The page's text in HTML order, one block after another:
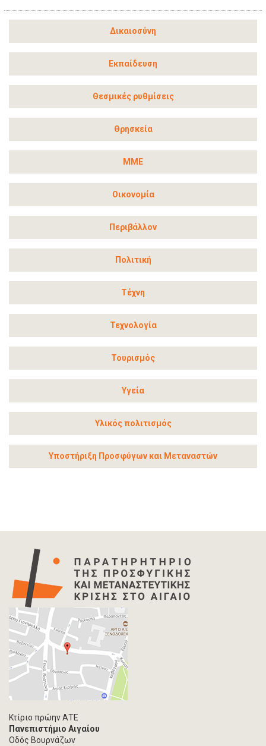
Δικαιοσύνη
Εκπαίδευση
Θεσμικές ρυθμίσεις
Θρησκεία
ΜΜΕ
Οικονομία
Περιβάλλον
Πολιτική
Τέχνη
Τεχνολογία
Τουρισμός
Υγεία
Υλικός πολιτισμός
Υποστήριξη Προσφύγων και Μεταναστών
Κτίριο πρώην ΑΤΕ
Πανεπιστήμιο Αιγαίου
Οδός Βουρνάζων